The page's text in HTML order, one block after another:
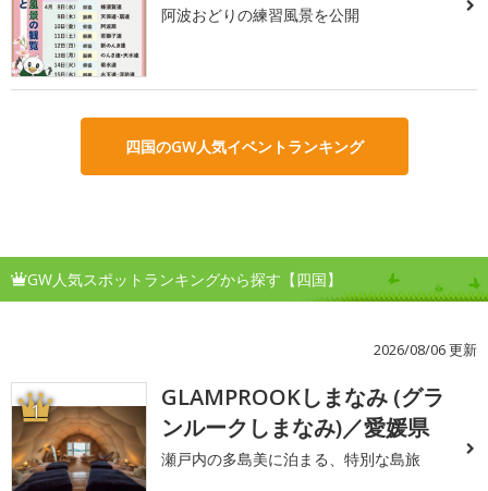
阿波おどりの練習風景を公開
四国のGW人気イベントランキング
GW人気スポットランキングから探す【四国】
2026/08/06 更新
1
GLAMPROOKしまなみ (グラ
ンルークしまなみ)／愛媛県
瀬戸内の多島美に泊まる、特別な島旅